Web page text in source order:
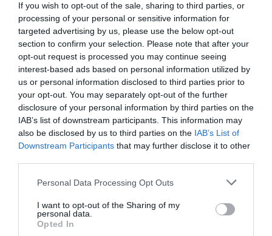
If you wish to opt-out of the sale, sharing to third parties, or
processing of your personal or sensitive information for
targeted advertising by us, please use the below opt-out
section to confirm your selection. Please note that after your
opt-out request is processed you may continue seeing
interest-based ads based on personal information utilized by
us or personal information disclosed to third parties prior to
your opt-out. You may separately opt-out of the further
disclosure of your personal information by third parties on the
IAB’s list of downstream participants. This information may
also be disclosed by us to third parties on the IAB’s List of
Downstream Participants that may further disclose it to other
Please note that this website/app uses one or more Google
not limited to your visit or usage behaviour. You may click to
grant or deny consent to Google and its third-party tags to
use your data for below specified purposes in below Google
Personal Data Processing Opt Outs
I want to opt-out of the Sharing of my
personal data.
Opted In
2024. Április 27.
Krisztina Szabó
2023. Január 2.
2023. január 2-án voltunk itt.
Az ételek bőségesek,
fantasztikusan finomak és
gusztán tálaltak.
Fokhagyma krémlevest ettem,
egy személyes fatálast és
portugál krémest kértem. A
pincérek kedvesek,
udvariasak voltak. A
várakozási idő rövid volt.
Mindenkinek ajánlom!